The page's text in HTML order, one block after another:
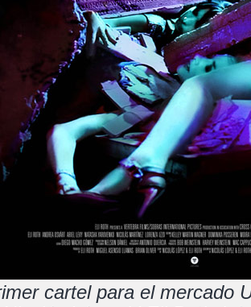
cartel para el mercado